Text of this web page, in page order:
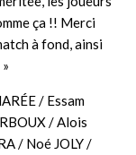
ça !! Merci
à fond, ainsi
/ Essam
/ Alois
/ Noé JOLY /